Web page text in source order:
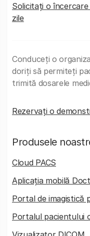
Solicitați o încercare
zile
Conduceți o
doriți să permiteți
trimită dosarele
Rezervați o
Produsele
Cloud PACS
Aplicația mobilă
Portal de imagistică
Portalul pacientului